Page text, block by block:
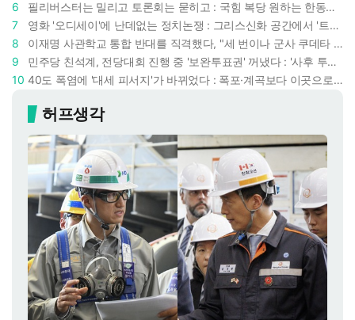
6
필리버스터는 밀리고 토론회는 묻히고 : 국힘 복당 원하는 한동훈, '검사 정치'의 한계만 드러내나
7
영화 '오디세이'에 난데없는 정치논쟁 : 그리스신화 공간에서 '트럼프 전쟁의 참혹함'이 보인다
8
이재명 사관학교 통합 반대를 직격했다, "세 번이나 군사 쿠데타 했는데 압도적 지위"
9
민주당 친석계, 전당대회 진행 중 '보완투표권' 꺼냈다 : '사후 투표 허용' 무리수에 정청래 "투표 쿠데타"
10
40도 폭염에 '대세 피서지'가 바뀌었다 : 폭포·계곡보다 이곳으로 더 몰린다
허프생각